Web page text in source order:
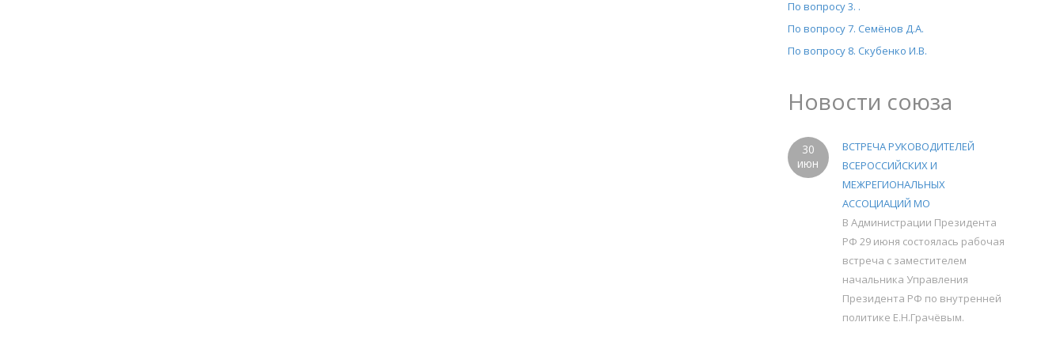
По вопросу 3. .
По вопросу 7. Семёнов Д.А.
По вопросу 8. Скубенко И.В.
Новости союза
30
июн
ВСТРЕЧА РУКОВОДИТЕЛЕЙ
ВСЕРОССИЙСКИХ И
МЕЖРЕГИОНАЛЬНЫХ
АССОЦИАЦИЙ МО
В Администрации Президента
РФ 29 июня состоялась рабочая
встреча с заместителем
начальника Управления
Президента РФ по внутренней
политике Е.Н.Грачёвым.